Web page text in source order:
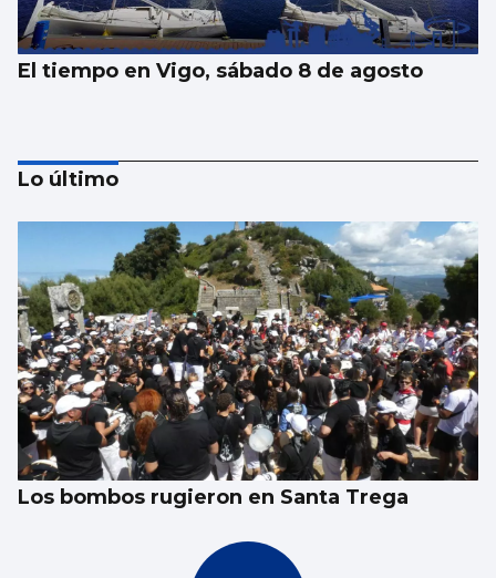
El tiempo en Vigo, sábado 8 de agosto
El tiempo en Vigo, viernes 7 de agosto
Lo último
Los bombos rugieron en Santa Trega